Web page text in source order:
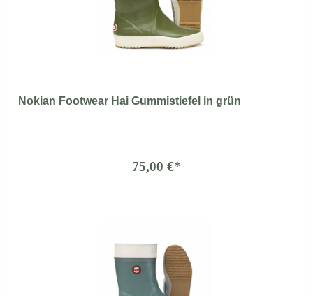
Nokian Footwear Hai Gummistiefel in grün
75,00 €*